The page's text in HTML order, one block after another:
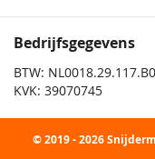
Bedrijfsgegevens
BTW:
KVK: 39070745
© 2019 - 2026